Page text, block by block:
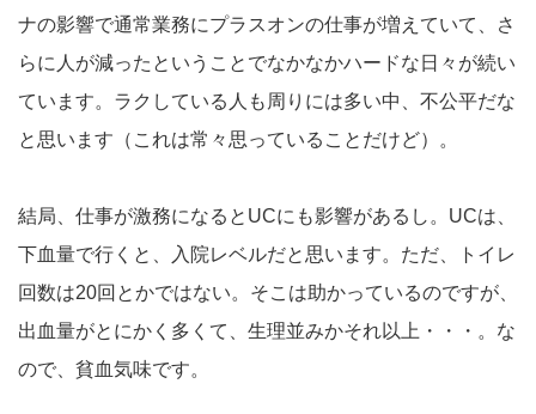
ナの影響で通常業務にプラスオンの仕事が増えていて、さ
らに人が減ったということでなかなかハードな日々が続い
ています。ラクしている人も周りには多い中、不公平だな
と思います（これは常々思っていることだけど）。
結局、仕事が激務になるとUCにも影響があるし。UCは、
下血量で行くと、入院レベルだと思います。ただ、トイレ
回数は20回とかではない。そこは助かっているのですが、
出血量がとにかく多くて、生理並みかそれ以上・・・。な
ので、貧血気味です。